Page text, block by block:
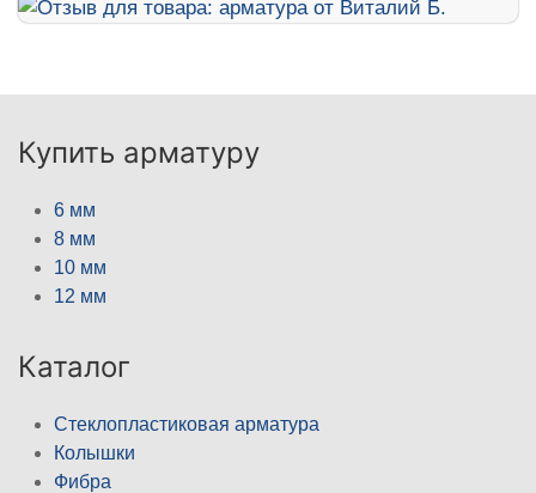
Купить арматуру
6 мм
8 мм
10 мм
12 мм
Каталог
Стеклопластиковая арматура
Колышки
Фибра